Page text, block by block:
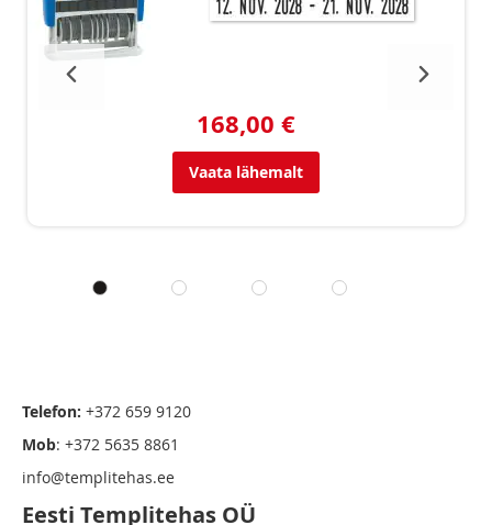
168,00 €
Vaata lähemalt
Telefon: +372 659 9120
Mob: +372 5635 8861
info@templitehas.ee
Eesti Templitehas OÜ